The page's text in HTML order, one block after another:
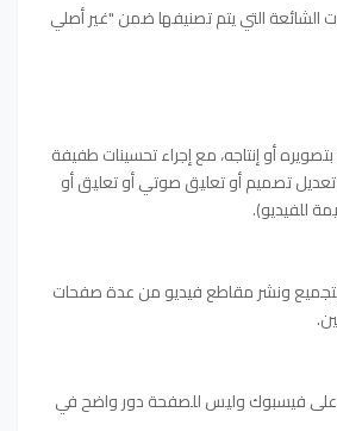
الشائعة التي يتم تصنيفها ضمن "غير أصلي
أو إنتاجه، مع إجراء تحسينات طفيفة
تصميم أو تعليق صوتي أو تعليق أو
للفيديو).
ونشر مقاطع فيديو من عدة صفحات
فيسبوك وليس للصفحة دور واضح في